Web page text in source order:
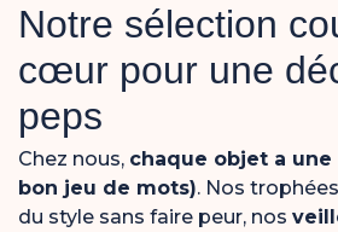
Notre sélection
cœur pour une
peps
Chez nous, chaque objet a
bon jeu de mots). Nos
du style sans faire peur, nos